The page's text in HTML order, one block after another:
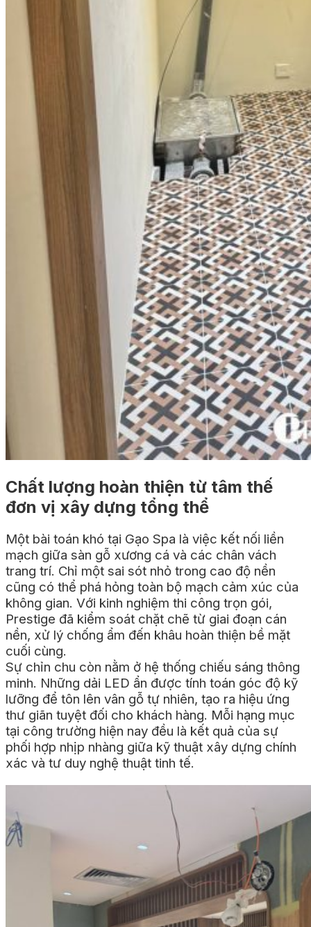
Chất lượng hoàn thiện từ tâm thế
đơn vị xây dựng tổng thể
Một bài toán khó tại Gạo Spa là việc kết nối liền
mạch giữa sàn gỗ xương cá và các chân vách
trang trí. Chỉ một sai sót nhỏ trong cao độ nền
cũng có thể phá hỏng toàn bộ mạch cảm xúc của
không gian. Với kinh nghiệm thi công trọn gói,
Prestige đã kiểm soát chặt chẽ từ giai đoạn cán
nền, xử lý chống ẩm đến khâu hoàn thiện bề mặt
cuối cùng.
Sự chỉn chu còn nằm ở hệ thống chiếu sáng thông
minh. Những dải LED ẩn được tính toán góc độ kỹ
lưỡng để tôn lên vân gỗ tự nhiên, tạo ra hiệu ứng
thư giãn tuyệt đối cho khách hàng. Mỗi hạng mục
tại công trường hiện nay đều là kết quả của sự
phối hợp nhịp nhàng giữa kỹ thuật xây dựng chính
xác và tư duy nghệ thuật tinh tế.